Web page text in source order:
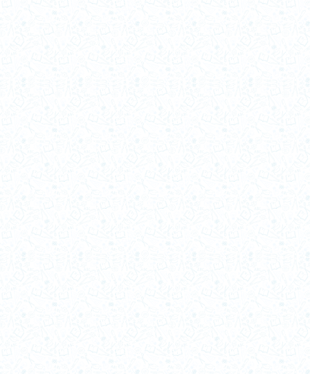
2011-b
2011-a
2010-b
2010-a
2009_a
2008-b
2008-a
2007-b